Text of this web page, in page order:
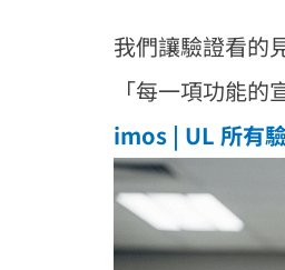
我們讓驗證看的
「每一項功能
imos | UL 所有